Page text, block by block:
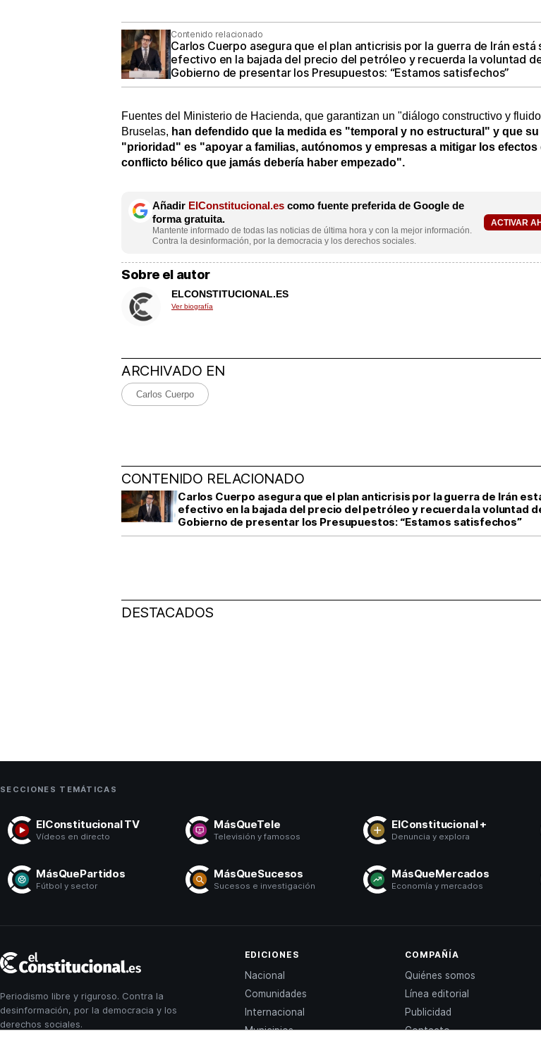
Contenido relacionado
Carlos Cuerpo asegura que el plan anticrisis por la guerra de Irán está
efectivo en la bajada del precio del petróleo y recuerda la voluntad
Gobierno de presentar los Presupuestos: “Estamos satisfechos”
Fuentes del Ministerio de Hacienda, que garantizan un "diálogo constructivo y
Bruselas, han defendido que la medida es "temporal y no estructural" y que su
"prioridad" es "apoyar a familias, autónomos y empresas a mitigar los efectos
conflicto bélico que jamás debería haber empezado".
Añadir ElConstitucional.es como fuente preferida de Google de
forma gratuita.
Mantente informado de todas las noticias de última hora y con la mejor información.
Contra la desinformación, por la democracia y los derechos sociales.
ACTIVAR
Sobre el autor
ELCONSTITUCIONAL.ES
Ver biografía
ARCHIVADO EN
Carlos Cuerpo
CONTENIDO RELACIONADO
Carlos Cuerpo asegura que el plan anticrisis por la guerra de Irán
efectivo en la bajada del precio del petróleo y recuerda la voluntad
Gobierno de presentar los Presupuestos: “Estamos satisfechos”
DESTACADOS
SECCIONES TEMÁTICAS
ElConstitucional TV
Vídeos en directo
MásQueTele
Televisión y famosos
ElConstitucional +
Denuncia y explora
MásQuePartidos
Fútbol y sector
MásQueSucesos
Sucesos e investigación
MásQueMercados
Economía y mercados
Constitucional
Periodismo libre y riguroso. Contra la
desinformación, por la democracia y los
derechos sociales.
EDICIONES
Nacional
Comunidades
Internacional
Municipios
COMPAÑÍA
Quiénes somos
Línea editorial
Publicidad
Contacto